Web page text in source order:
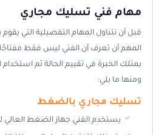
مهام فني تسليك مجاري
قبل أن نتناول المهام التفصيلية التي
المهم أن تعرف أن الفني ليس فقط
يمتلك الخبرة في تقييم الحالة ثم استخدام
ومنها ما يلي:
تسليك مجاري بالضغط
يستخدم الفني جهاز الضغط العالي